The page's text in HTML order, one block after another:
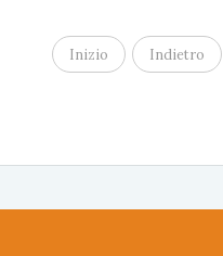
Inizio Indietro